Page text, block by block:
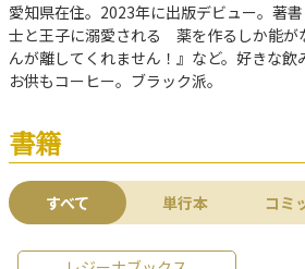
愛知県在住。2023年に出版デビュー。著
士と王子に溺愛される 薬を作るしか能が
んが離してくれません！』など。好きな飲
お供もコーヒー。ブラック派。
書籍
すべて 単行本 コミ